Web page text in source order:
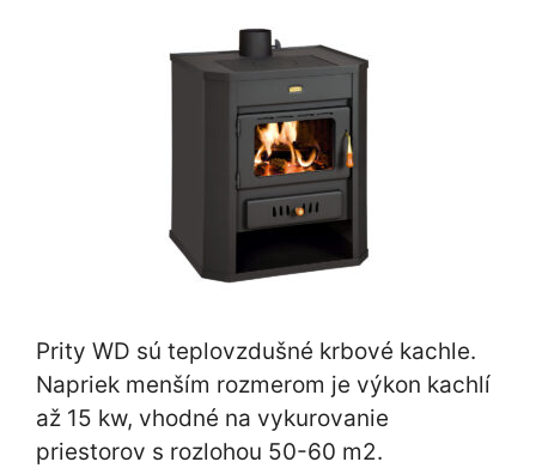
Prity WD sú teplovzdušné krbové kachle.
Napriek menším rozmerom je výkon kachlí
až 15 kw, vhodné na vykurovanie
priestorov s rozlohou 50-60 m2.